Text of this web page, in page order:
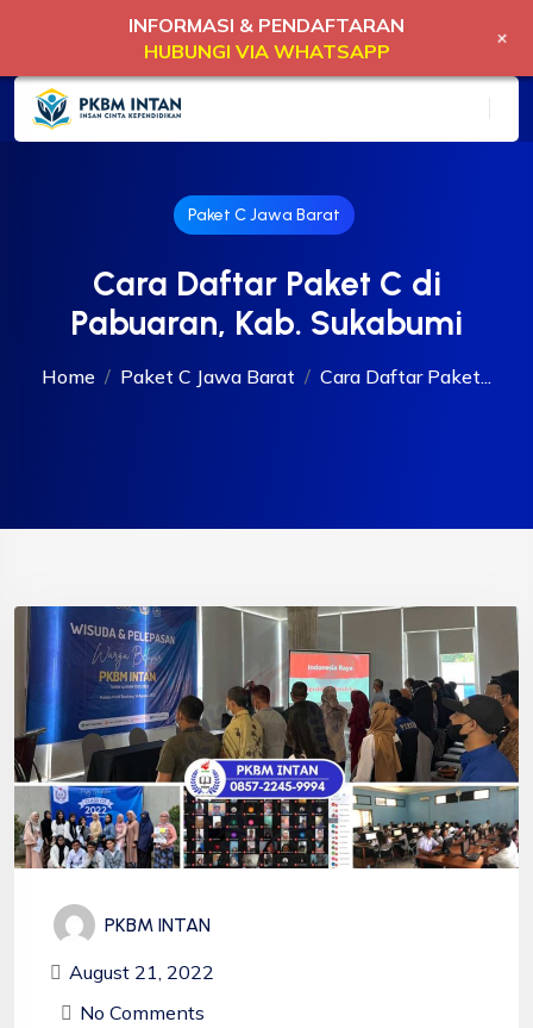
Paket C Jawa Barat
Cara Daftar Paket C di
Pabuaran, Kab. Sukabumi
Home Paket C Jawa Barat Cara Daftar Paket...
PKBM INTAN
August 21, 2022
No Comments
INFORMASI & PENDAFTARAN
HUBUNGI VIA WHATSAPP
+